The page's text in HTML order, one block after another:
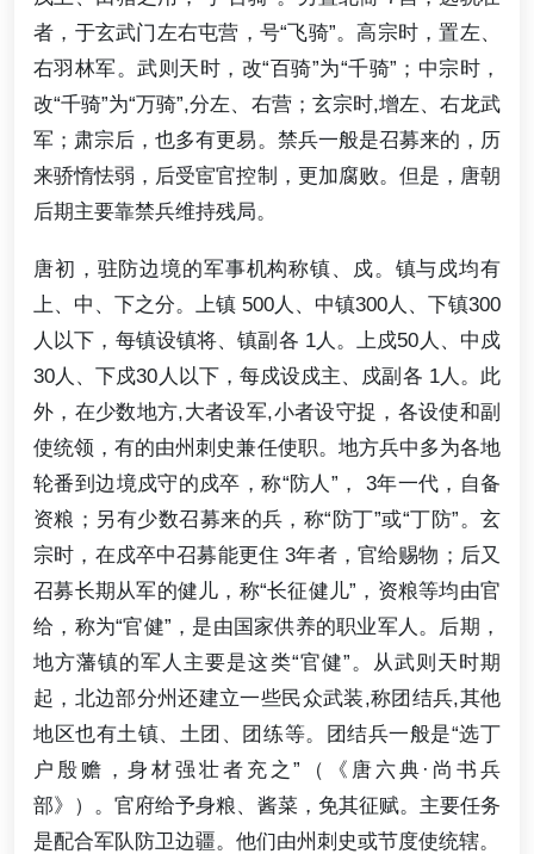
者，于玄武门左右屯营，号“飞骑”。高宗时，置左、
右羽林军。武则天时，改“百骑”为“千骑”；中宗时，
改“千骑”为“万骑”,分左、右营；玄宗时,增左、右龙武
军；肃宗后，也多有更易。禁兵一般是召募来的，历
来骄惰怯弱，后受宦官控制，更加腐败。但是，唐朝
后期主要靠禁兵维持残局。
唐初，驻防边境的军事机构称镇、戍。镇与戍均有
上、中、下之分。上镇 500人、中镇300人、下镇300
人以下，每镇设镇将、镇副各 1人。上戍50人、中戍
30人、下戍30人以下，每戍设戍主、戍副各 1人。此
外，在少数地方,大者设军,小者设守捉，各设使和副
使统领，有的由州刺史兼任使职。地方兵中多为各地
轮番到边境戍守的戍卒，称“防人”， 3年一代，自备
资粮；另有少数召募来的兵，称“防丁”或“丁防”。玄
宗时，在戍卒中召募能更住 3年者，官给赐物；后又
召募长期从军的健儿，称“长征健儿”，资粮等均由官
给，称为“官健”，是由国家供养的职业军人。后期，
地方藩镇的军人主要是这类“官健”。从武则天时期
起，北边部分州还建立一些民众武装,称团结兵,其他
地区也有土镇、土团、团练等。团结兵一般是“选丁
户殷赡，身材强壮者充之”（《唐六典·尚书兵
部》）。官府给予身粮、酱菜，免其征赋。主要任务
是配合军队防卫边疆。他们由州刺史或节度使统辖。